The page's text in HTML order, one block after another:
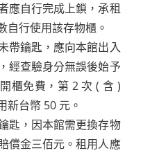
應自行完成上鎖，承租
自行使用該存物櫃。
帶鑰匙，應向本館出入
經查驗身分無誤後始予
櫃免費，第 2 次 ( 含 )
新台幣 50 元。
匙，因本館需更換存物
償金三佰元。租用人應